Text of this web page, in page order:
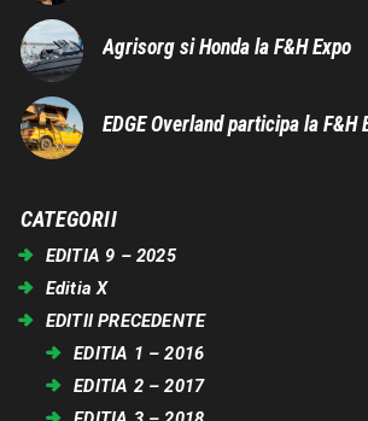
Agrisorg si Honda la F&H Expo
EDGE Overland participa la F&H
CATEGORII
EDITIA 9 – 2025
Editia X
EDITII PRECEDENTE
EDITIA 1 – 2016
EDITIA 2 – 2017